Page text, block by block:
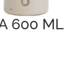
600 ML